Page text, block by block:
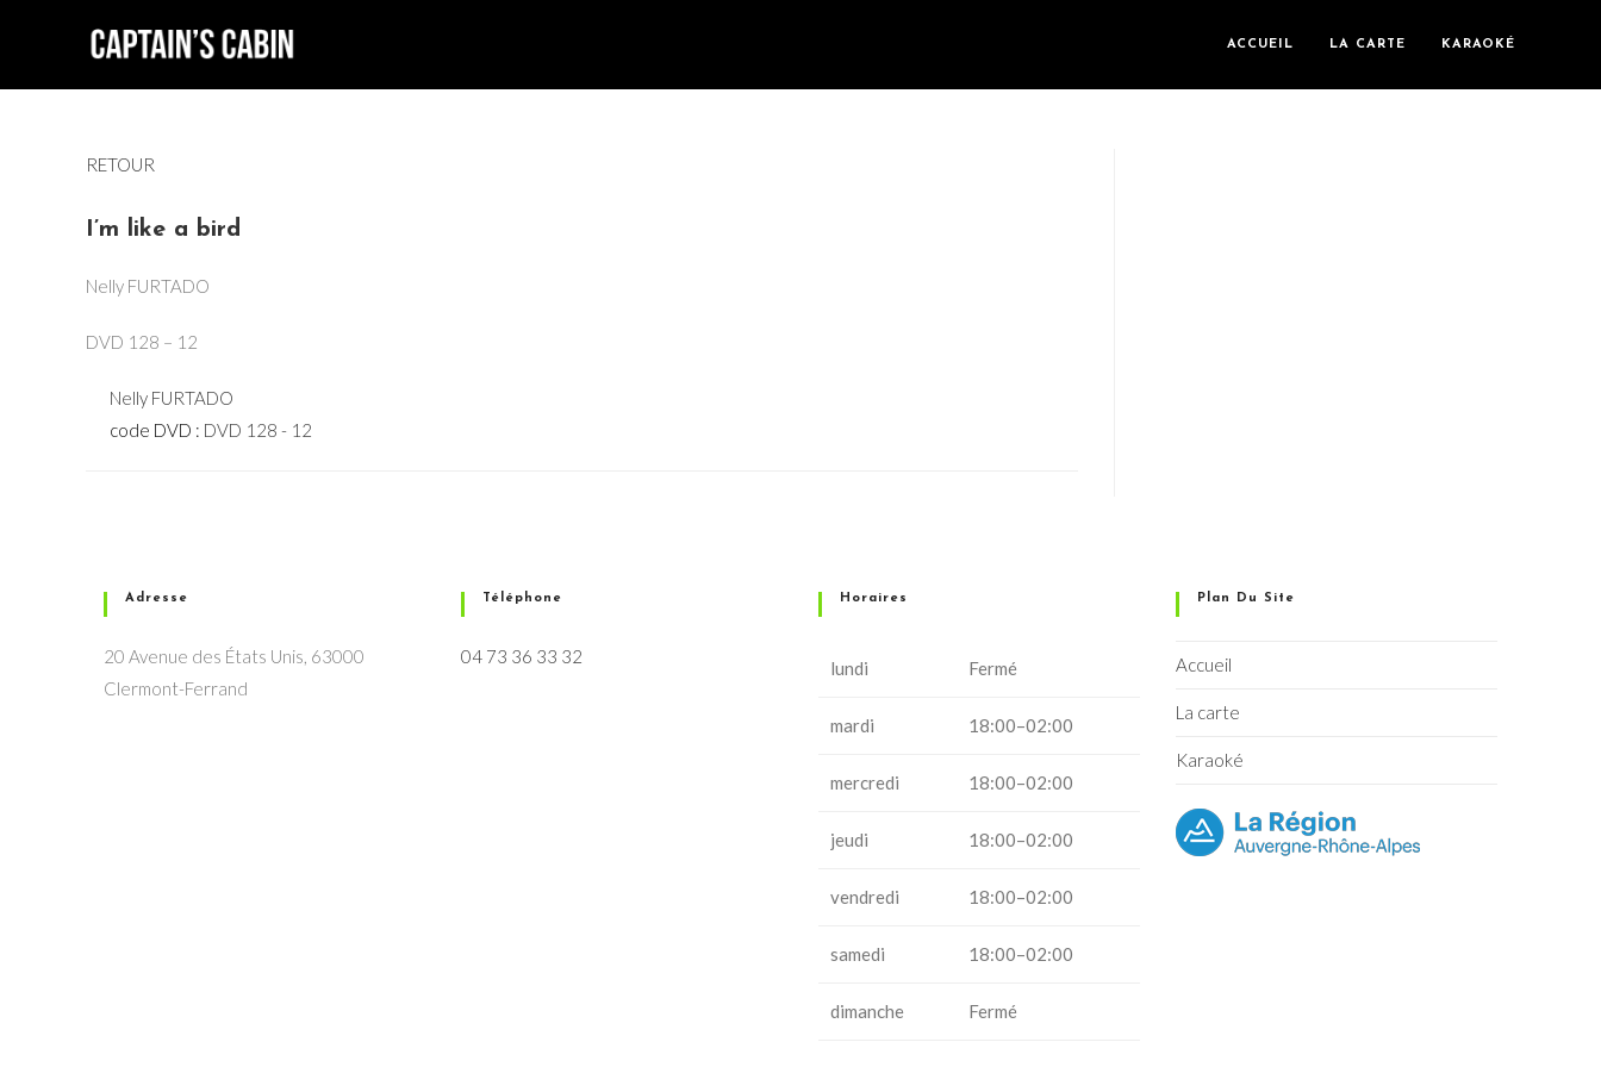
ACCUEIL LA CARTE KARAOKÉ
RETOUR
I’m like a bird
Nelly FURTADO
DVD 128 – 12
Nelly FURTADO
code DVD : DVD 128 - 12
Adresse
20 Avenue des États Unis, 63000
Clermont-Ferrand
Téléphone
04 73 36 33 32
Horaires
lundi Fermé
mardi 18:00–02:00
mercredi 18:00–02:00
jeudi 18:00–02:00
vendredi 18:00–02:00
samedi 18:00–02:00
dimanche Fermé
Plan Du Site
Accueil
La carte
Karaoké